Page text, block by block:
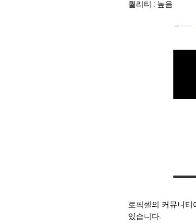
퀄리티 : 높음
로픽셀의 커뮤니
있습니다.